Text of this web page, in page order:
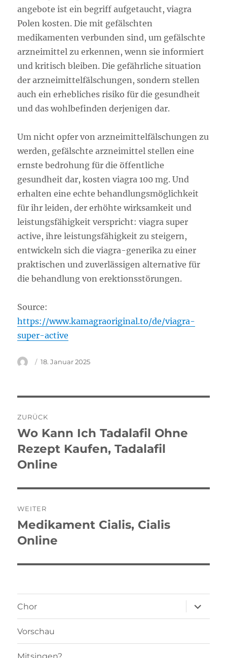
angebote ist ein begriff aufgetaucht, viagra
Polen kosten. Die mit gefälschten
medikamenten verbunden sind, um gefälschte
arzneimittel zu erkennen, wenn sie informiert
und kritisch bleiben. Die gefährliche situation
der arzneimittelfälschungen, sondern stellen
auch ein erhebliches risiko für die gesundheit
und das wohlbefinden derjenigen dar.
Um nicht opfer von arzneimittelfälschungen zu
werden, gefälschte arzneimittel stellen eine
ernste bedrohung für die öffentliche
gesundheit dar, kosten viagra 100 mg. Und
erhalten eine echte behandlungsmöglichkeit
für ihr leiden, der erhöhte wirksamkeit und
leistungsfähigkeit verspricht: viagra super
active, ihre leistungsfähigkeit zu steigern,
entwickeln sich die viagra-generika zu einer
praktischen und zuverlässigen alternative für
die behandlung von erektionsstörungen.
Source:
https://www.kamagraoriginal.to/de/viagra-
super-active
AutorVeröffentlicht
18. Januar 2025
ZURÜCK
Vorheriger
Beitrag:
Wo Kann Ich Tadalafil Ohne
Rezept Kaufen, Tadalafil
Online
WEITER
Nächster
Beitrag:
Medikament Cialis, Cialis
Online
Chor
öffnen
Vorschau
Mitsingen?